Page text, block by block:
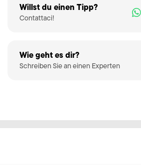
Willst du einen Tipp?
Contattaci!
Wie geht es dir?
Schreiben Sie an einen Experten